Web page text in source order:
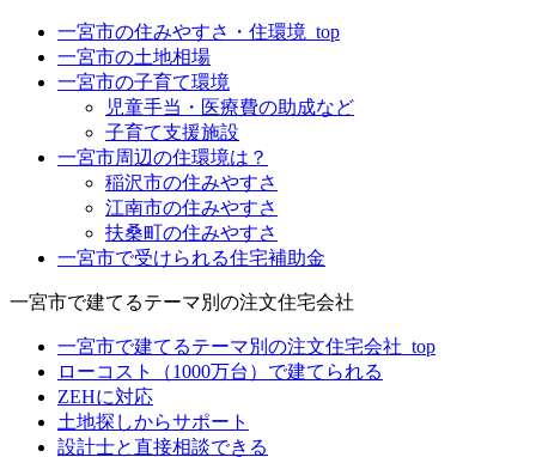
一宮市の住みやすさ・住環境_top
一宮市の土地相場
一宮市の子育て環境
児童手当・医療費の助成など
子育て支援施設
一宮市周辺の住環境は？
稲沢市の住みやすさ
江南市の住みやすさ
扶桑町の住みやすさ
一宮市で受けられる住宅補助金
一宮市で建てるテーマ別の注文住宅会社
一宮市で建てるテーマ別の注文住宅会社_top
ローコスト（1000万台）で建てられる
ZEHに対応
土地探しからサポート
設計士と直接相談できる